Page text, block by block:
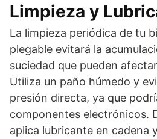
Limpieza y
La limpieza periódica de tu
plegable evitará la
suciedad que pueden
Utiliza un paño húmedo y
presión directa, ya que
componentes electrónicos.
aplica lubricante en cadena